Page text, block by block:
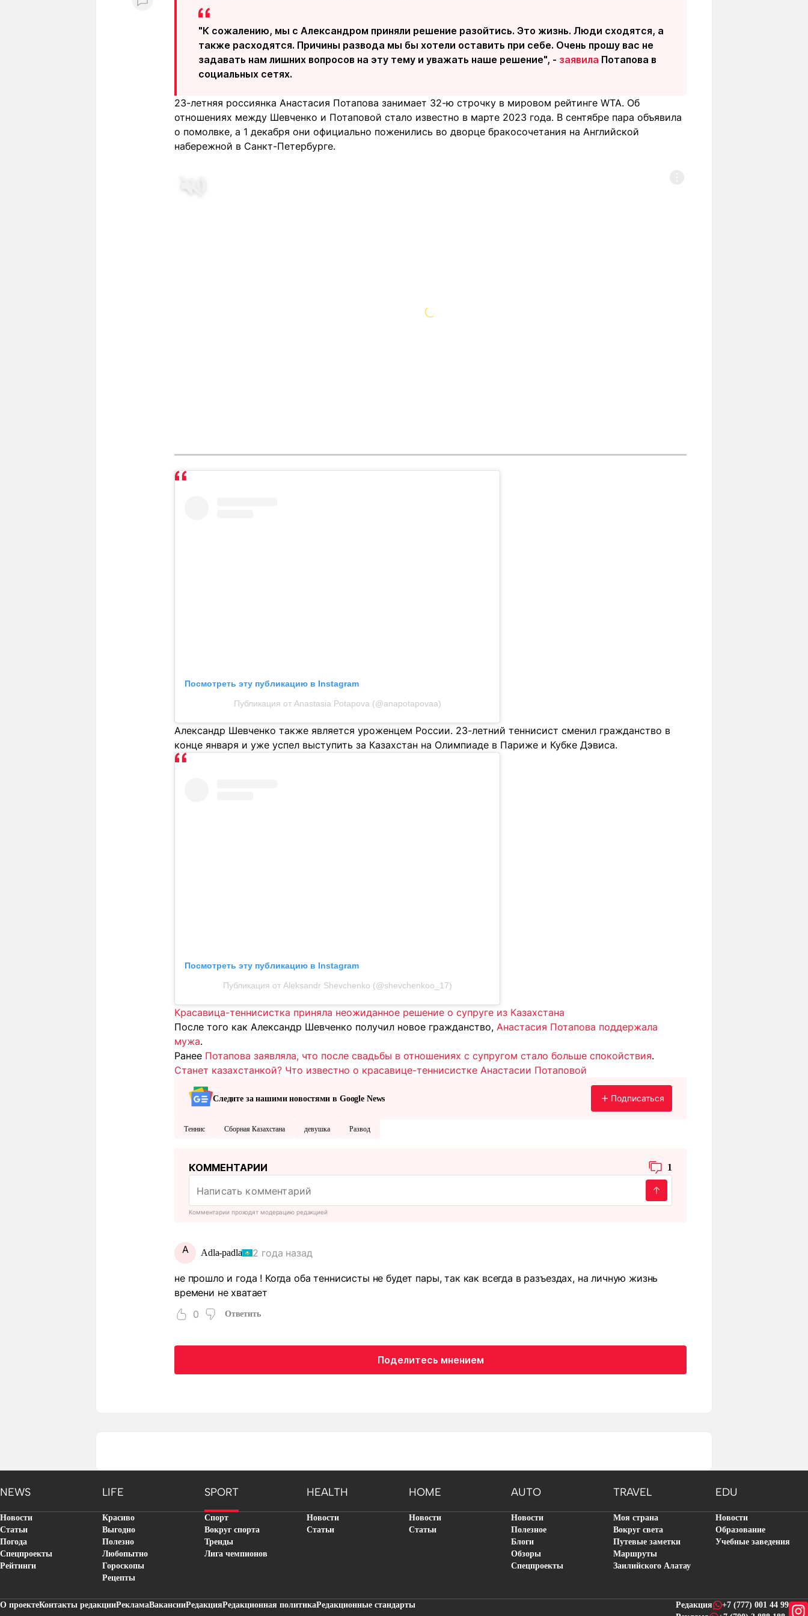
"К сожалению, мы с Александром приняли решение разойтись. Это жизнь. Люди сходятся, а
также расходятся. Причины развода мы бы хотели оставить при себе. Очень прошу вас не
задавать нам лишних вопросов на эту тему и уважать наше решение", - заявила Потапова в
социальных сетях.
23-летняя россиянка Анастасия Потапова занимает 32-ю строчку в мировом рейтинге WTA. Об
отношениях между Шевченко и Потаповой стало известно в марте 2023 года. В сентябре пара объявила
о помолвке, а 1 декабря они официально поженились во дворце бракосочетания на Английской
набережной в Санкт-Петербурге.
Посмотреть эту публикацию в Instagram
Публикация от Anastasia Potapova (@anapotapovaa)
Александр Шевченко также является уроженцем России. 23-летний теннисист сменил гражданство в
конце января и уже успел выступить за Казахстан на Олимпиаде в Париже и Кубке Дэвиса.
Посмотреть эту публикацию в Instagram
Публикация от Aleksandr Shevchenko (@shevchenkoo_17)
Красавица-теннисистка приняла неожиданное решение о супруге из Казахстана
После того как Александр Шевченко получил новое гражданство, Анастасия Потапова поддержала
мужа.
Ранее Потапова заявляла, что после свадьбы в отношениях с супругом стало больше спокойствия.
Станет казахстанкой? Что известно о красавице-теннисистке Анастасии Потаповой
Следите за нашими новостями в Google News Подписаться
Теннис Сборная Казахстана девушка Развод
КОММЕНТАРИИ 1
Комментарии проходят модерацию редакцией
A Adla-padla 2 года назад
не прошло и года ! Когда оба теннисисты не будет пары, так как всегда в разъездах, на личную жизнь
времени не хватает
0
Ответить
Поделитесь мнением
NEWS LIFE SPORT HEALTH HOME AUTO TRAVEL EDU
Новости
Статьи
Погода
Спецпроекты
Рейтинги
Красиво
Выгодно
Полезно
Любопытно
Гороскопы
Рецепты
Спорт
Вокруг спорта
Тренды
Лига чемпионов
Новости
Статьи
Новости
Статьи
Новости
Полезное
Блоги
Обзоры
Спецпроекты
Моя страна
Вокруг света
Путевые заметки
Маршруты
Заилийского Алатау
Новости
Образование
Учебные заведения
О проектеКонтакты редакцииРекламаВакансииРедакцияРедакционная политикаРедакционные стандарты Редакция
+7 (777) 001 44 99